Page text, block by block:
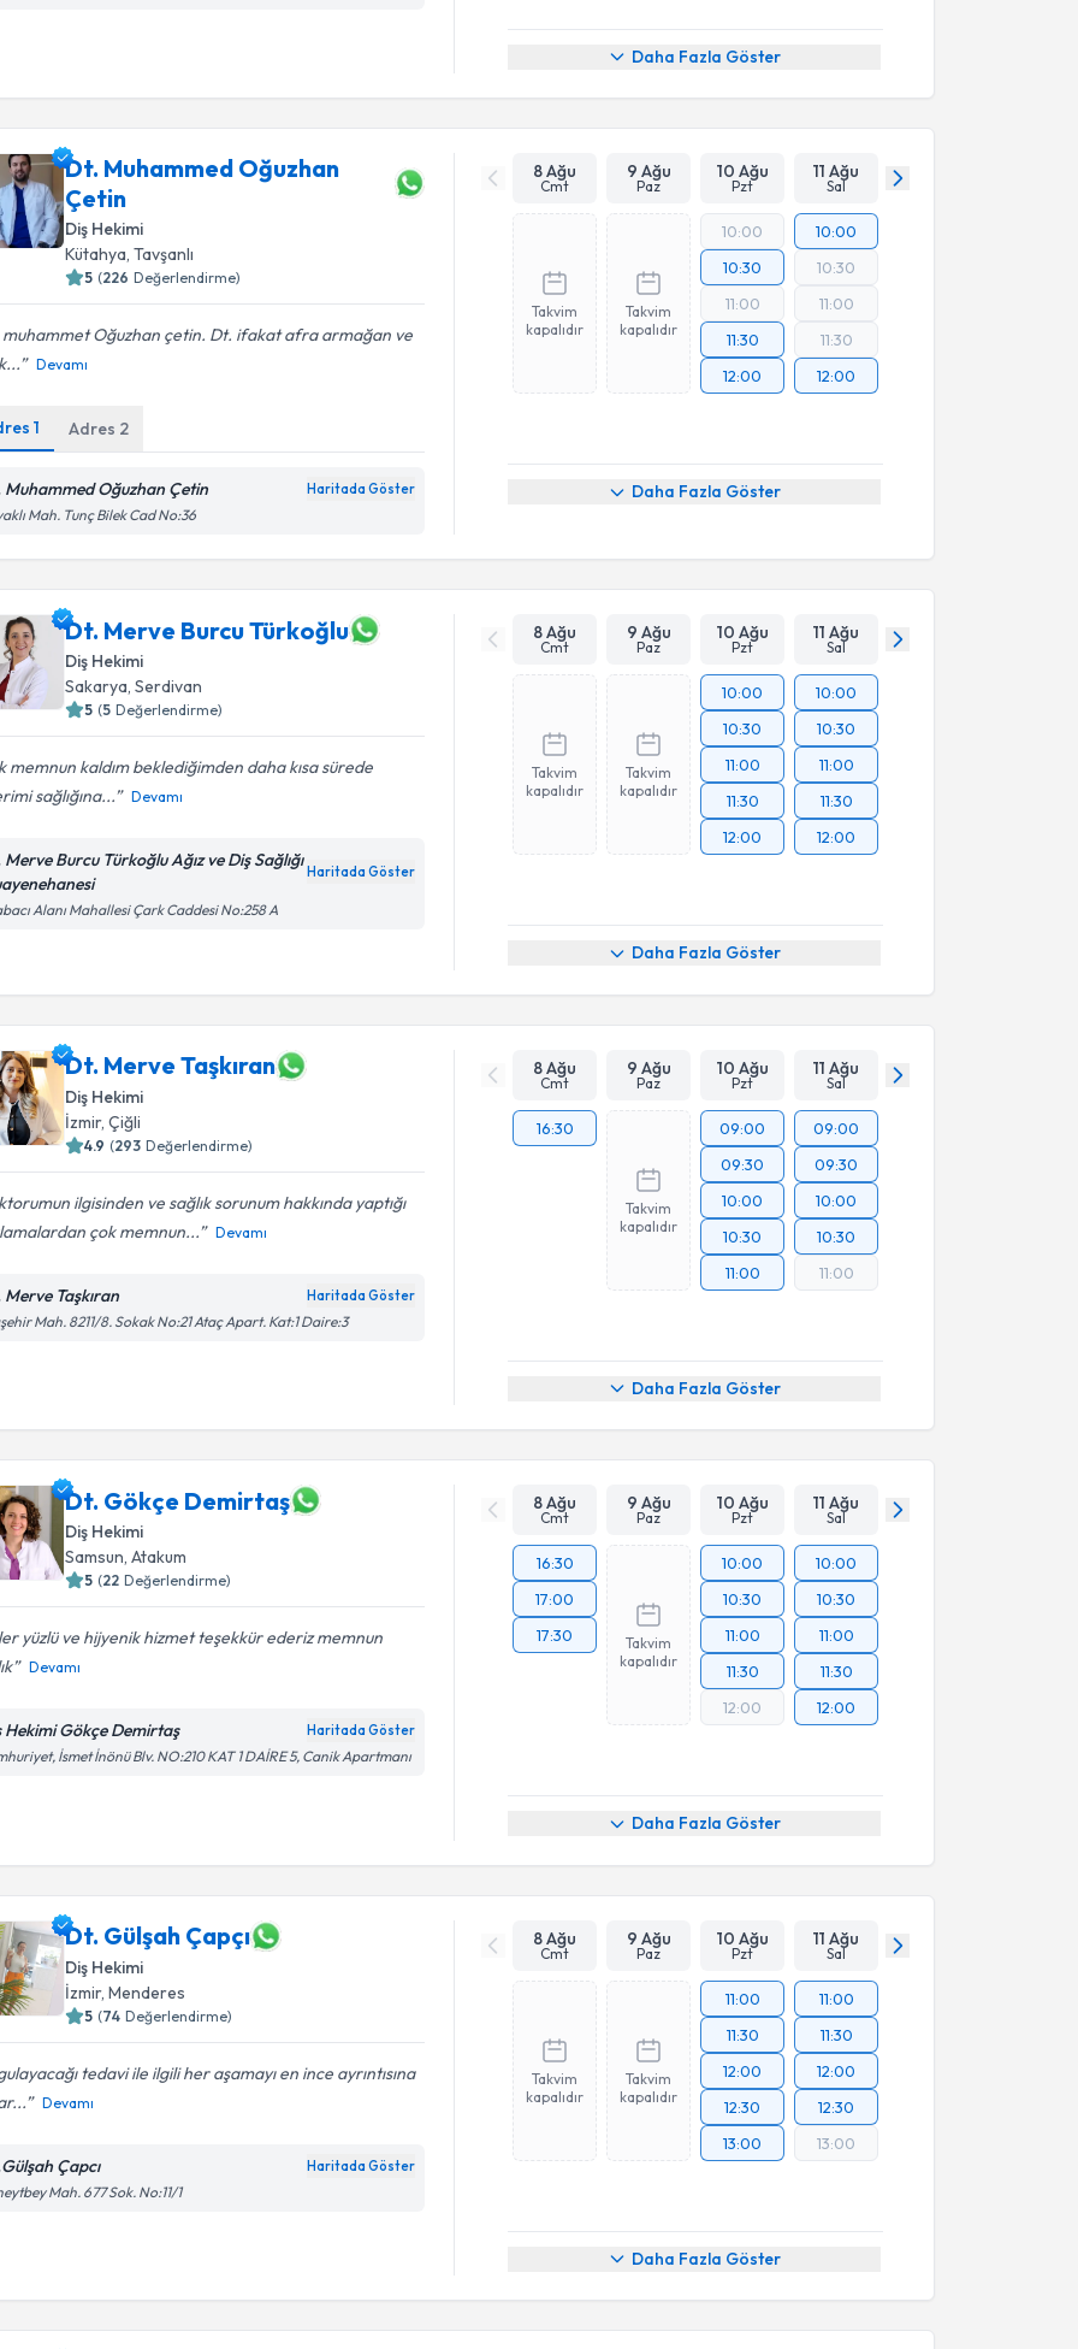
Daha Fazla Göster
Dt. Muhammed Oğuzhan
Çetin
Diş Hekimi
Kütahya,Tavşanlı
5 (226 Değerlendirme)
Oğuzhan çetin. Dt. ifakat afra armağan ve
Devamı
1 Adres 2
Muhammed Oğuzhan Çetin Haritada Göster
Mah. Tunç Bilek Cad No:36
8 Ağu
Cmt
9 Ağu
Paz
10 Ağu
Pzt
11 Ağu
Sal
Takvim
kapalıdır
Takvim
kapalıdır
10:00
10:30
11:00
11:30
12:00
10:00
10:30
11:00
11:30
12:00
Daha Fazla Göster
Dt. Merve Burcu Türkoğlu
Diş Hekimi
Sakarya,Serdivan
5 (5 Değerlendirme)
memnun kaldım beklediğimden daha kısa sürede
sağlığına...
Devamı
Burcu Türkoğlu Ağız ve Diş Sağlığı
Haritada Göster
Alanı Mahallesi Çark Caddesi No:258 A
8 Ağu
Cmt
9 Ağu
Paz
10 Ağu
Pzt
11 Ağu
Sal
Takvim
kapalıdır
Takvim
kapalıdır
10:00
10:30
11:00
11:30
12:00
10:00
10:30
11:00
11:30
12:00
Daha Fazla Göster
Dt. Merve Taşkıran
Diş Hekimi
İzmir,Çiğli
4.9 (293 Değerlendirme)
ilgisinden ve sağlık sorunum hakkında yaptığı
çok memnun...
Devamı
Merve Taşkıran Haritada Göster
Mah. 8211/8. Sokak No:21 Ataç Apart. Kat:1 Daire:3
8 Ağu
Cmt
9 Ağu
Paz
10 Ağu
Pzt
11 Ağu
Sal
16:30
Takvim
kapalıdır
09:00
09:30
10:00
10:30
11:00
09:00
09:30
10:00
10:30
11:00
Daha Fazla Göster
Dt. Gökçe Demirtaş
Diş Hekimi
Samsun,Atakum
5 (22 Değerlendirme)
yüzlü ve hijyenik hizmet teşekkür ederiz memnun
Devamı
Hekimi Gökçe Demirtaş Haritada Göster
İsmet İnönü Blv. NO:210 KAT 1 DAİRE 5, Canik Apartmanı
8 Ağu
Cmt
9 Ağu
Paz
10 Ağu
Pzt
11 Ağu
Sal
16:30
17:00
17:30
Takvim
kapalıdır
10:00
10:30
11:00
11:30
12:00
10:00
10:30
11:00
11:30
12:00
Daha Fazla Göster
Dt. Gülşah Çapçı
Diş Hekimi
İzmir,Menderes
5 (74 Değerlendirme)
tedavi ile ilgili her aşamayı en ince ayrıntısına
Devamı
Çapcı Haritada Göster
Mah. 677 Sok. No:11/1
8 Ağu
Cmt
9 Ağu
Paz
10 Ağu
Pzt
11 Ağu
Sal
Takvim
kapalıdır
Takvim
kapalıdır
11:00
11:30
12:00
12:30
13:00
11:00
11:30
12:00
12:30
13:00
Daha Fazla Göster